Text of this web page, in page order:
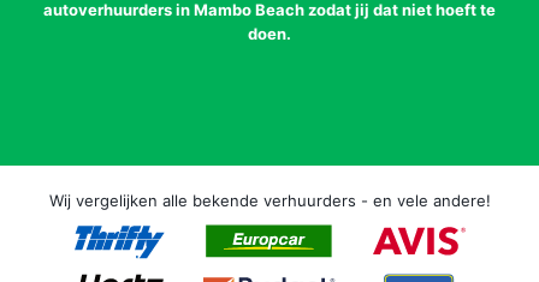
autoverhuurders in Mambo Beach zodat jij dat niet hoeft te
doen.
Wij vergelijken alle bekende verhuurders - en vele andere!